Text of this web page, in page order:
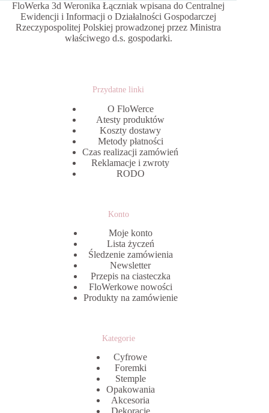
FloWerka 3d Weronika Łączniak wpisana do Centralnej
Ewidencji i Informacji o Działalności Gospodarczej
Rzeczypospolitej Polskiej prowadzonej przez Ministra
właściwego d.s. gospodarki.
Przydatne linki
O FloWerce
Atesty produktów
Koszty dostawy
Metody płatności
Czas realizacji zamówień
Reklamacje i zwroty
RODO
Konto
Moje konto
Lista życzeń
Śledzenie zamówienia
Newsletter
Przepis na ciasteczka
FloWerkowe nowości
Produkty na zamówienie
Kategorie
Cyfrowe
Foremki
Stemple
Opakowania
Akcesoria
Dekoracje